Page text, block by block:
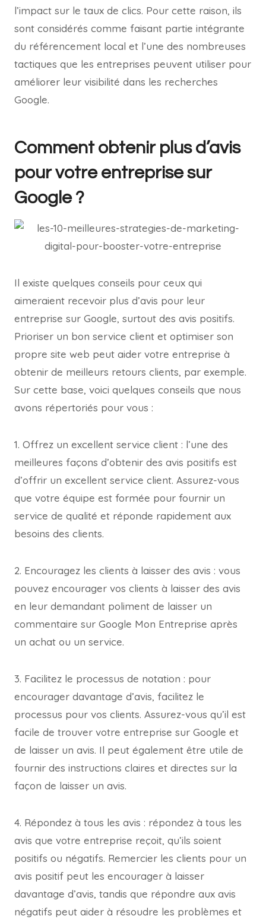
l’impact sur le taux de clics. Pour cette raison, ils
sont considérés comme faisant partie intégrante
du référencement local et l’une des nombreuses
tactiques que les entreprises peuvent utiliser pour
améliorer leur visibilité dans les recherches
Google.
Comment obtenir plus d’avis
pour votre entreprise sur
Google ?
Il existe quelques conseils pour ceux qui
aimeraient recevoir plus d’avis pour leur
entreprise sur Google, surtout des avis positifs.
Prioriser un bon service client et optimiser son
propre site web peut aider votre entreprise à
obtenir de meilleurs retours clients, par exemple.
Sur cette base, voici quelques conseils que nous
avons répertoriés pour vous :
1. Offrez un excellent service client : l’une des
meilleures façons d’obtenir des avis positifs est
d’offrir un excellent service client. Assurez-vous
que votre équipe est formée pour fournir un
service de qualité et réponde rapidement aux
besoins des clients.
2. Encouragez les clients à laisser des avis : vous
pouvez encourager vos clients à laisser des avis
en leur demandant poliment de laisser un
commentaire sur Google Mon Entreprise après
un achat ou un service.
3. Facilitez le processus de notation : pour
encourager davantage d’avis, facilitez le
processus pour vos clients. Assurez-vous qu’il est
facile de trouver votre entreprise sur Google et
de laisser un avis. Il peut également être utile de
fournir des instructions claires et directes sur la
façon de laisser un avis.
4. Répondez à tous les avis : répondez à tous les
avis que votre entreprise reçoit, qu’ils soient
positifs ou négatifs. Remercier les clients pour un
avis positif peut les encourager à laisser
davantage d’avis, tandis que répondre aux avis
négatifs peut aider à résoudre les problèmes et